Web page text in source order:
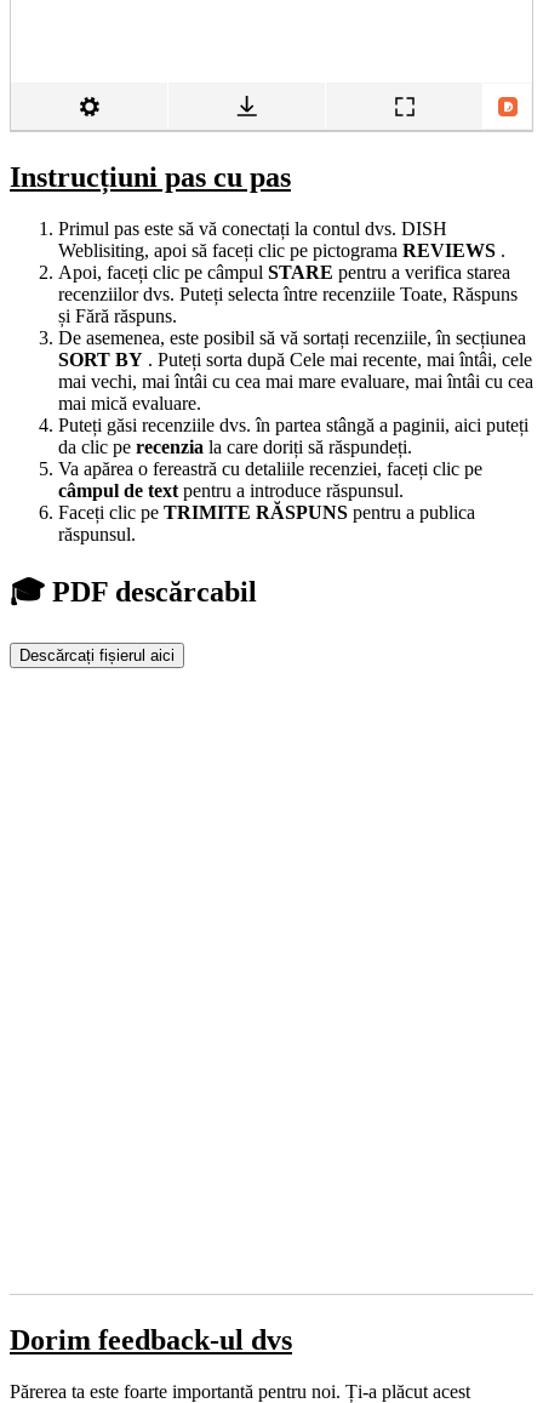
Instrucțiuni pas cu pas
Primul pas este să vă conectați la contul dvs. DISH
Weblisiting, apoi să faceți clic pe pictograma REVIEWS .
Apoi, faceți clic pe câmpul STARE pentru a verifica starea
recenziilor dvs. Puteți selecta între recenziile Toate, Răspuns
și Fără răspuns.
De asemenea, este posibil să vă sortați recenziile, în secțiunea
SORT BY . Puteți sorta după Cele mai recente, mai întâi, cele
mai vechi, mai întâi cu cea mai mare evaluare, mai întâi cu cea
mai mică evaluare.
Puteți găsi recenziile dvs. în partea stângă a paginii, aici puteți
da clic pe recenzia la care doriți să răspundeți.
Va apărea o fereastră cu detaliile recenziei, faceți clic pe
câmpul de text pentru a introduce răspunsul.
Faceți clic pe TRIMITE RĂSPUNS pentru a publica
răspunsul.
🎓 PDF descărcabil
Descărcați fișierul aici
Dorim feedback-ul dvs
Părerea ta este foarte importantă pentru noi. Ți-a plăcut acest